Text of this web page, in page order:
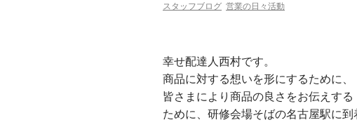
スタッフブログ 営業の日々活動
幸せ配達人西村です。
商品に対する想いを形にするために、
皆さまにより商品の良さをお伝えする
ために、研修会場そばの名古屋駅に到